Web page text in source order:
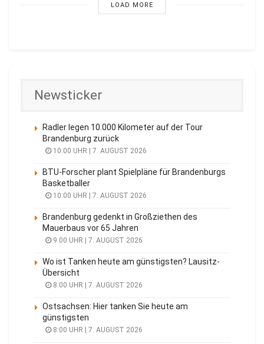
LOAD MORE
Newsticker
Radler legen 10.000 Kilometer auf der Tour
Brandenburg zurück
10:00 UHR | 7. AUGUST 2026
BTU-Forscher plant Spielpläne für Brandenburgs
Basketballer
10:00 UHR | 7. AUGUST 2026
Brandenburg gedenkt in Großziethen des
Mauerbaus vor 65 Jahren
9:00 UHR | 7. AUGUST 2026
Wo ist Tanken heute am günstigsten? Lausitz-
Übersicht
8:00 UHR | 7. AUGUST 2026
Ostsachsen: Hier tanken Sie heute am
günstigsten
8:00 UHR | 7. AUGUST 2026